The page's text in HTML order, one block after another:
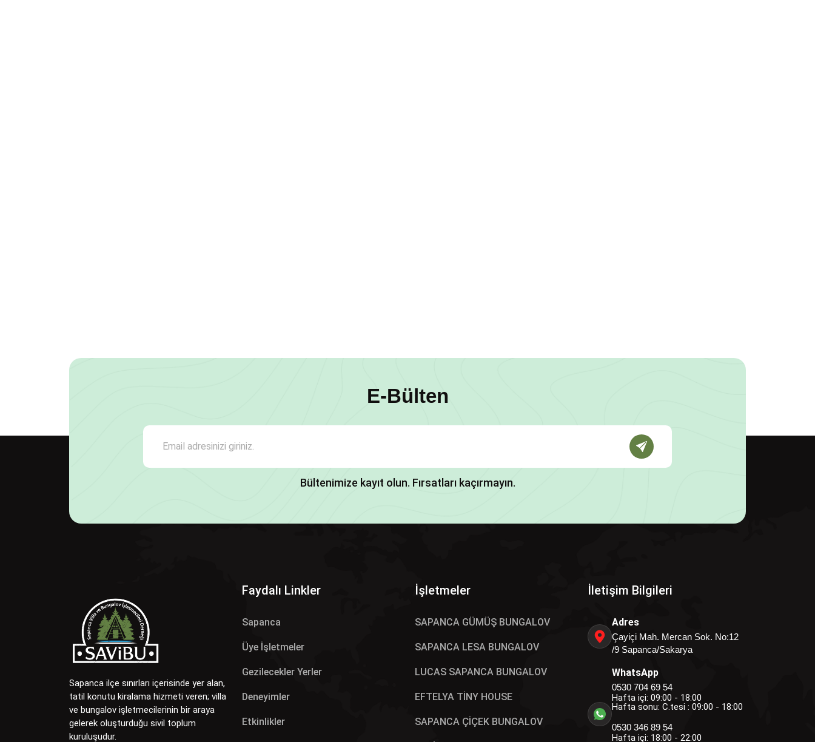
E-Bülten
Bültenimize kayıt olun. Fırsatları kaçırmayın.
Sapanca ilçe sınırları içerisinde yer alan,
tatil konutu kiralama hizmeti veren; villa
ve bungalov işletmecilerinin bir araya
gelerek oluşturduğu sivil toplum
kuruluşudur.
Faydalı Linkler
Sapanca
Üye İşletmeler
Gezilecekler Yerler
Deneyimler
Etkinlikler
İşletmeler
SAPANCA GÜMÜŞ BUNGALOV
SAPANCA LESA BUNGALOV
LUCAS SAPANCA BUNGALOV
EFTELYA TİNY HOUSE
SAPANCA ÇİÇEK BUNGALOV
İletişim Bilgileri
Adres
Çayiçi Mah. Mercan Sok. No:12
/9 Sapanca/Sakarya
WhatsApp
0530 704 69 54
Hafta içi: 09:00 - 18:00
Hafta sonu: C.tesi : 09:00 - 18:00
0530 346 89 54
Hafta içi: 18:00 - 22:00